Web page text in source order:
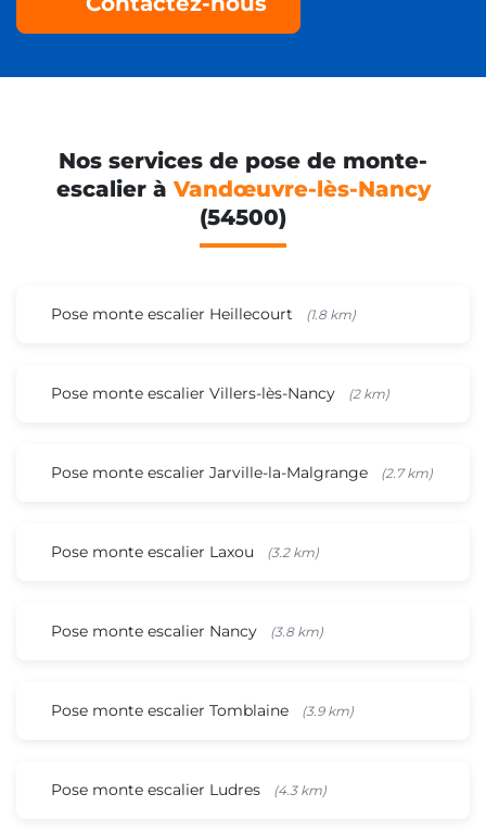
Nos services de pose de monte-
escalier à Vandœuvre-lès-Nancy
(54500)
Pose monte escalier Heillecourt (1.8 km)
Pose monte escalier Villers-lès-Nancy (2 km)
Pose monte escalier Jarville-la-Malgrange (2.7 km)
Pose monte escalier Laxou (3.2 km)
Pose monte escalier Nancy (3.8 km)
Pose monte escalier Tomblaine (3.9 km)
Pose monte escalier Ludres (4.3 km)